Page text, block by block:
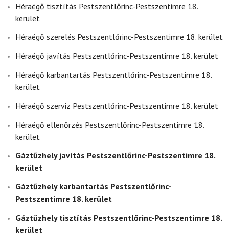
Héraégő tisztítás Pestszentlőrinc-Pestszentimre 18.
kerület
Héraégő szerelés Pestszentlőrinc-Pestszentimre 18. kerület
Héraégő javítás Pestszentlőrinc-Pestszentimre 18. kerület
Héraégő karbantartás Pestszentlőrinc-Pestszentimre 18.
kerület
Héraégő szerviz Pestszentlőrinc-Pestszentimre 18. kerület
Héraégő ellenőrzés Pestszentlőrinc-Pestszentimre 18.
kerület
Gáztűzhely javítás Pestszentlőrinc-Pestszentimre 18.
kerület
Gáztűzhely karbantartás Pestszentlőrinc-
Pestszentimre 18. kerület
Gáztűzhely tisztítás Pestszentlőrinc-Pestszentimre 18.
kerület